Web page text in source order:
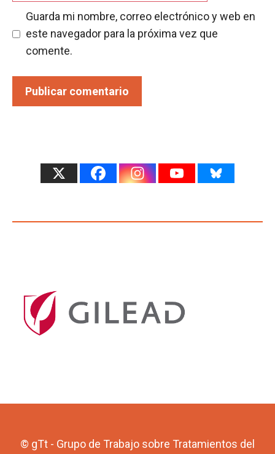
Guarda mi nombre, correo electrónico y web en
este navegador para la próxima vez que
comente.
© gTt - Grupo de Trabajo sobre Tratamientos del